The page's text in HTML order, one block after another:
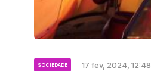
SOCIEDADE 17 fev, 2024, 12:48